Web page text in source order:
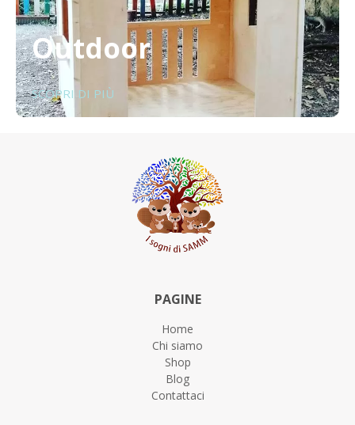
Outdoor
SCOPRI DI PIÙ
PAGINE
Home
Chi siamo
Shop
Blog
Contattaci